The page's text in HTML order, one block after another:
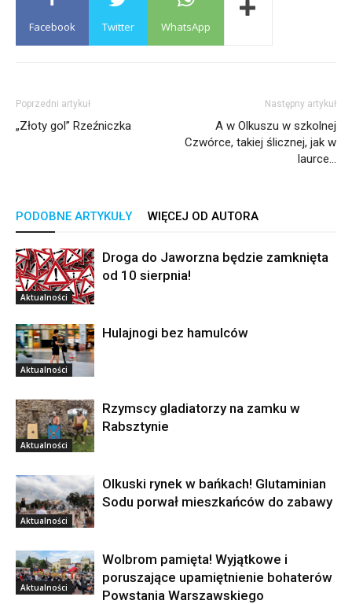
Facebook Twitter WhatsApp
Poprzedni artykuł
„Złoty gol” Rzeźniczka
Następny artykuł
A w Olkuszu w szkolnej
Czwórce, takiej ślicznej, jak w
laurce…
PODOBNE ARTYKUŁY WIĘCEJ OD AUTORA
Aktualności
Droga do Jaworzna będzie zamknięta
od 10 sierpnia!
Aktualności
Hulajnogi bez hamulców
Aktualności
Rzymscy gladiatorzy na zamku w
Rabsztynie
Aktualności
Olkuski rynek w bańkach! Glutaminian
Sodu porwał mieszkańców do zabawy
Aktualności
Wolbrom pamięta! Wyjątkowe i
poruszające upamiętnienie bohaterów
Powstania Warszawskiego